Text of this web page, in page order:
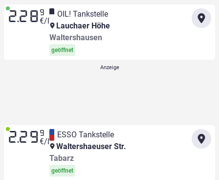
2.28 9
€/l
OIL! Tankstelle
Lauchaer Höhe
Waltershausen
geöffnet
2.29 9
€/l
ESSO Tankstelle
Waltershaeuser Str.
Tabarz
geöffnet